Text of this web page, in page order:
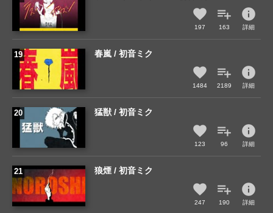
197 163
info
詳細
春嵐 / 初音ミク
1484 2189
info
詳細
猛獣 / 初音ミク
123 96
info
詳細
狼煙 / 初音ミク
247 190
info
詳細